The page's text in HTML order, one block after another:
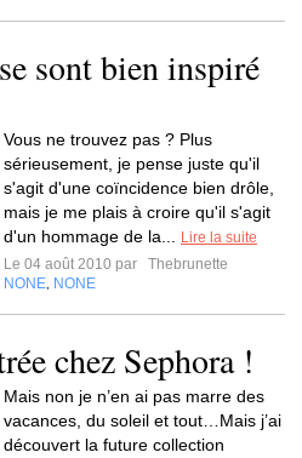
sont bien inspiré
Vous ne trouvez pas ? Plus
sérieusement, je pense juste qu'il
s'agit d'une coïncidence bien drôle,
mais je me plais à croire qu'il s'agit
d'un hommage de la...
Lire la suite
Le 04 août 2010 par
Thebrunette
NONE NONE
chez Sephora !
Mais non je n’en ai pas marre des
vacances, du soleil et tout…Mais j’ai
découvert la future collection